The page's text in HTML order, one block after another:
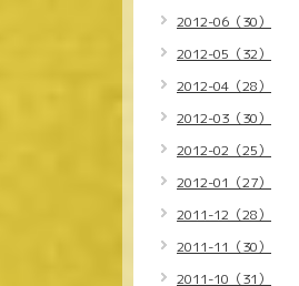
2012-06（30）
2012-05（32）
2012-04（28）
2012-03（30）
2012-02（25）
2012-01（27）
2011-12（28）
2011-11（30）
2011-10（31）